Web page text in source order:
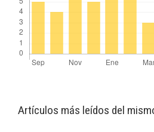
Artículos más leídos del